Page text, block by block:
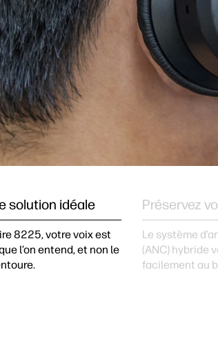
solution idéale
8225, votre voix est
l’on entend, et non le
Préservez
Le système
(ANC) hybride
facilement au